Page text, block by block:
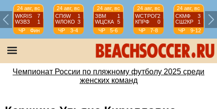
24 авг, вс
WKRIS
7
WЗВЗ
1
ЧР
Фин
24 авг, вс
СПбW
1
WЛОКО 3
ЧР
3-4
24 авг, вс
ЗВМ
1
WЦСКА
5
ЧР
5-6
24 авг, вс
WCТРОГ2
КПРФ
0
ЧР
7-8
24 авг, вс
СКМФ
3
СШ2КР
1
ЧР
9-12
Чемпионат России по пляжному футболу 2025 среди
женских команд